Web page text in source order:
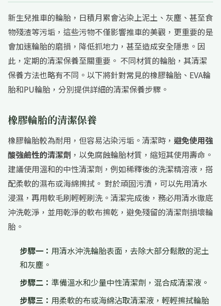
新生兒推車的輪胎，日積月累會沾染上泥土、灰塵、甚至食
物殘渣等污垢，這些污物不僅影響推車的美觀，更重要的是
會加速輪胎的磨損，降低抓地力，甚至造成安全隱患。因
此，定期的清潔保養至關重要。 不同材質的輪胎，其清潔
保養方法也略有不同。以下將針對常見的橡膠輪胎、EVA輪
胎和PU輪胎，分別提供詳細的清潔保養步驟。
橡膠輪胎的清潔保養
橡膠輪胎較為耐用，但容易沾染污垢。清潔時， 避免使用強
酸強鹼性的清潔劑 ，以免腐蝕輪胎材質，縮短其使用壽命。
建議使用溫和的中性清潔劑，例如稀釋後的洗潔精溶液，搭
配柔軟的濕布或海綿擦拭。 對於頑固污漬，可以先用清水
浸濕，再用軟毛刷輕輕刷洗。清潔完成後，務必用清水徹底
沖洗乾淨，並用乾淨的軟布擦乾，避免殘留的清潔劑損壞輪
胎。
步驟一： 用清水沖洗輪胎表面，去除大部分鬆散的泥土
和灰塵。
步驟二： 準備溫水和少量中性清潔劑，混合成清潔液。
步驟三： 用柔軟的布或海綿沾取清潔液，輕輕擦拭輪胎